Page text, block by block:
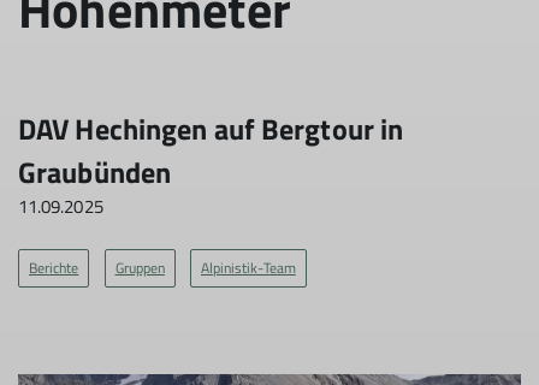
DAV Hechingen auf Bergtour in
Graubünden
11.09.2025
Berichte Gruppen Alpinistik-Team